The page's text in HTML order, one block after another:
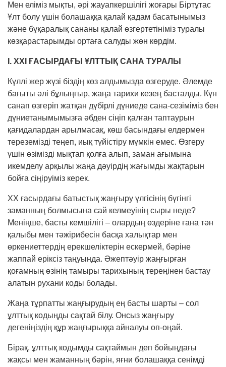
Мен еліміз мықты, әрі жауапкершілігі жоғары Біртұтас
Ұлт болу үшін болашаққа қа­лай қадам басатынымыз
және бұқаралық сана­­ны қалай өзгертетініміз туралы
көзқарас­тарым­ды ортаға салуды жөн көрдім.
І. ХХІ ҒАСЫРДАҒЫ ҰЛТТЫҚ САНА ТУРАЛЫ
Күллі жер жүзі біздің көз алдымызда өзгеруде. Әлемде
бағыты әлі бұлыңғыр, жаңа тарихи кезең басталды. Күн
санап өзгеріп жатқан дүбірлі дүниеде сана-сезіміміз бен
дүниетанымымызға әбден сіңіп қалған таптаурын
қағидалардан арыл­масақ, көш басындағы елдермен
тереземізді теңеп, иық түйістіру мүмкін емес. Өзгеру
үшін өзімізді мықтап қолға алып, заман ағымына
икемделу арқылы жаңа дәуірдің жағымды жақтарын
бойға сіңіруіміз керек.
ХХ ғасырдағы батыстық жаңғыру үлгісінің бүгінгі
заманның болмысына сай келмеуінің сыры неде?
Меніңше, басты кемшілігі – олардың өздеріне ғана тән
қалыбы мен тәжірибесін басқа халықтар мен
өркениеттердің ерекшеліктерін ескермей, бәріне
жаппай еріксіз таңуында. Әжептәуір жаңғырған
қоғамның өзінің тамыры тарихының тереңінен бас­тау
алатын рухани коды болады.
Жаңа тұрпатты жаңғырудың ең басты шарты – сол
ұлттық кодыңды сақтай білу. Онсыз жаңғыру
дегеніңіздің құр жаңғырыққа айналуы оп-оңай.
Бірақ, ұлттық кодымды сақтаймын деп бойыңдағы
жақсы мен жаманның бәрін, яғни болашаққа сенімді